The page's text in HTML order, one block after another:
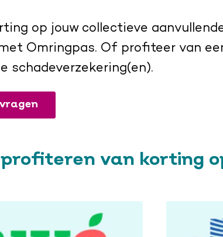
op jouw collectieve
Omringpas. Of profiteer van
schadeverzekering(en).
van korting